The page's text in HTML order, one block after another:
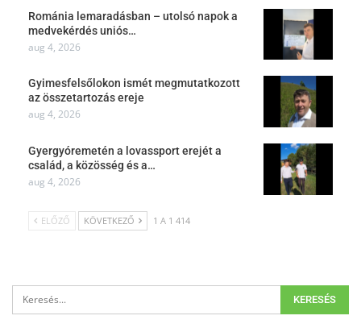
Románia lemaradásban – utolsó napok a
medvekérdés uniós…
aug 4, 2026
Gyimesfelsőlokon ismét megmutatkozott
az összetartozás ereje
aug 4, 2026
Gyergyóremetén a lovassport erejét a
család, a közösség és a…
aug 4, 2026
ELŐZŐ KÖVETKEZŐ 1 A 1 414